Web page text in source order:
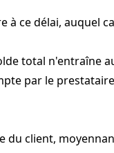
à ce délai, auquel
total n'entraîne
par le
client,